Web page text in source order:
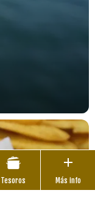
Tesoros Más info